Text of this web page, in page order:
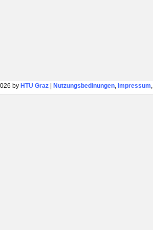
by HTU Graz| Nutzungsbedinungen, Impressum,